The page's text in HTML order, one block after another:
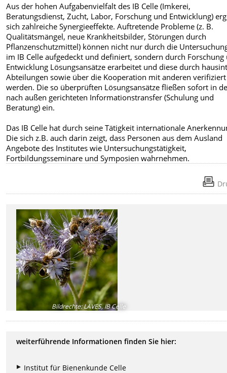
Aus der hohen Aufgabenvielfalt des IB Celle (Imkerei,
Beratungsdienst, Zucht, Labor, Forschung und Entwicklung)
sich zahlreiche Synergieeffekte. Auftretende Probleme (z. B.
Qualitätsmängel, neue Krankheitsbilder, Störungen durch
Pflanzenschutzmittel) können nicht nur durch die
im IB Celle aufgedeckt und definiert, sondern durch Forschung
Entwicklung Lösungsansätze erarbeitet und diese durch
Abteilungen sowie über die Kooperation mit anderen verifiziert
werden. Die so überprüften Lösungsansätze fließen sofort in
nach außen gerichteten Informationstransfer (Schulung und
Beratung) ein.
Das IB Celle hat durch seine Tätigkeit internationale
Die sich z.B. auch darin zeigt, dass Personen aus dem Ausland
Angebote des Institutes wie Untersuchungstätigkeit,
Fortbildungsseminare und Symposien wahrnehmen.
Bildrechte:LAVES, IB Celle
weiterführende Informationen finden Sie hier:
Institut für Bienenkunde Celle